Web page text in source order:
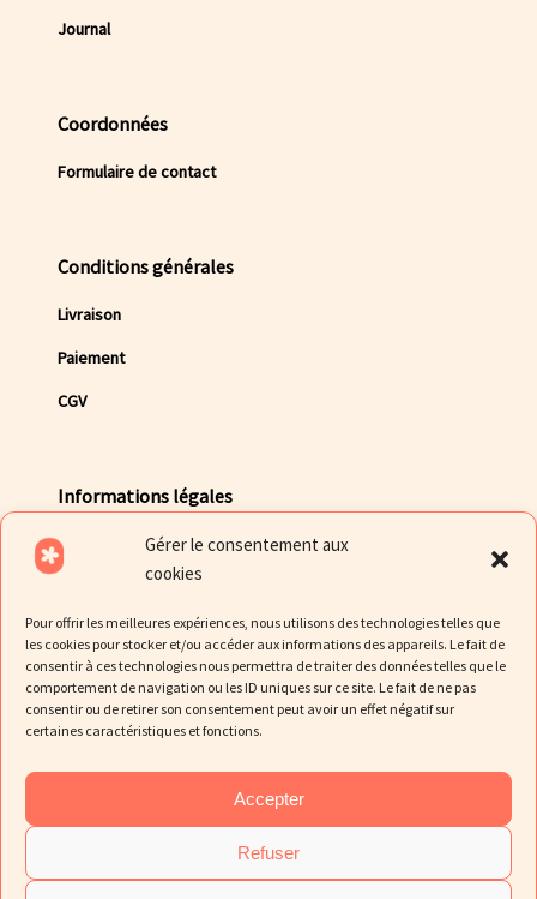
Gérer le consentement aux
cookies
Pour offrir les meilleures expériences, nous utilisons des technologies telles que
les cookies pour stocker et/ou accéder aux informations des appareils. Le fait de
consentir à ces technologies nous permettra de traiter des données telles que le
comportement de navigation ou les ID uniques sur ce site. Le fait de ne pas
consentir ou de retirer son consentement peut avoir un effet négatif sur
certaines caractéristiques et fonctions.
Accepter
Refuser
Journal
Coordonnées
Formulaire de contact
Conditions générales
Livraison
Paiement
CGV
Informations légales
Mentions légales
Politique de cookies